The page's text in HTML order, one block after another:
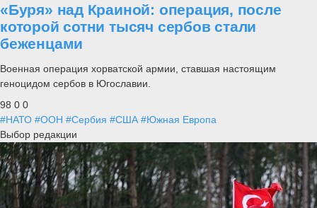
«Буря» над Краиной: операция, после
которой сотни тысяч сербов стали
беженцами
Военная операция хорватской армии, ставшая настоящим
геноцидом сербов в Югославии.
98 0 0
#НАТО #ООН #Сербия #США #Южная Европа
Выбор редакции